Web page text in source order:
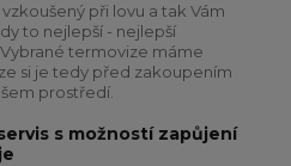
při lovu a tak Vám
to nejlepší - nejlepší
termovize máme
si je tedy před zakoupením
prostředí.
s možností zapůjení